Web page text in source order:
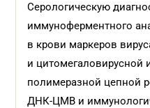
Серологическую
иммуноферментного
в крови маркеров
и
полимеразной цепной
ДНК-ЦМВ и